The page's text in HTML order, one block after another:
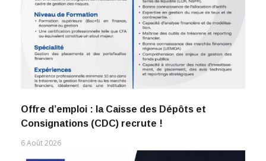
Offre d’emploi : la Caisse des Dépôts et
Consignations (CDC) recrute !
6 Août 2026